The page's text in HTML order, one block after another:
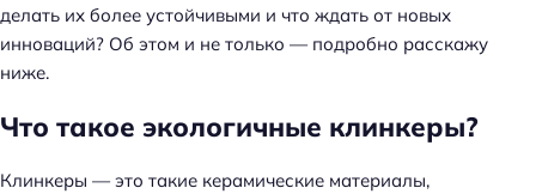
делать их более устойчивыми и что ждать от новых
инноваций? Об этом и не только — подробно расскажу
ниже.
Что такое экологичные клинкеры?
Клинкеры — это такие керамические материалы,